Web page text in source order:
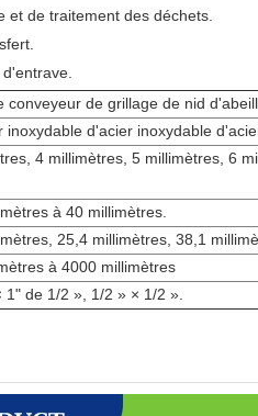
et de traitement des déchets.
conveyeur de grillage de nid
inoxydable d'acier inoxydable
4 millimètres, 5 millimètres, 6
à 40 millimètres.
25,4 millimètres, 38,1
à 4000 millimètres
1" de 1/2 », 1/2 » × 1/2 ».